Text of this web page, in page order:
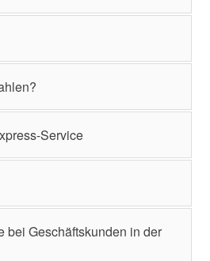
Service
bei Geschäftskunden in der